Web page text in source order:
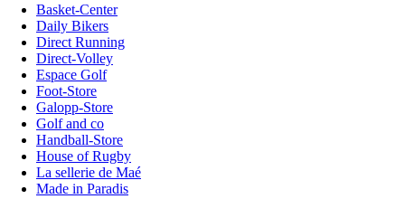
Basket-Center
Daily Bikers
Direct Running
Direct-Volley
Espace Golf
Foot-Store
Galopp-Store
Golf and co
Handball-Store
House of Rugby
La sellerie de Maé
Made in Paradis